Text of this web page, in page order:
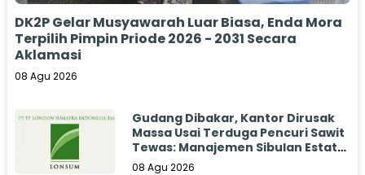
DK2P Gelar Musyawarah Luar Biasa, Enda Mora
Terpilih Pimpin Priode 2026 - 2031 Secara
Aklamasi
08 Agu 2026
Gudang Dibakar, Kantor Dirusak
Massa Usai Terduga Pencuri Sawit
Tewas: Manajemen Sibulan Estate
Bungkam
08 Agu 2026